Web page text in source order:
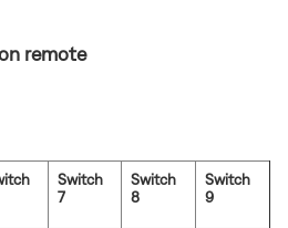
remote
Switch
7
Switch
8
Switch
9